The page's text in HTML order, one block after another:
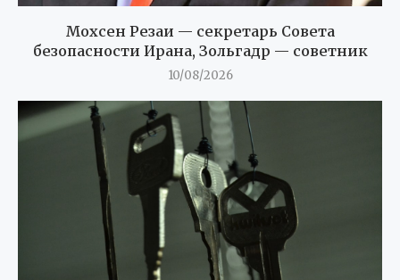
Мохсен Резаи — секретарь Совета
безопасности Ирана, Зольгадр — советник
10/08/2026